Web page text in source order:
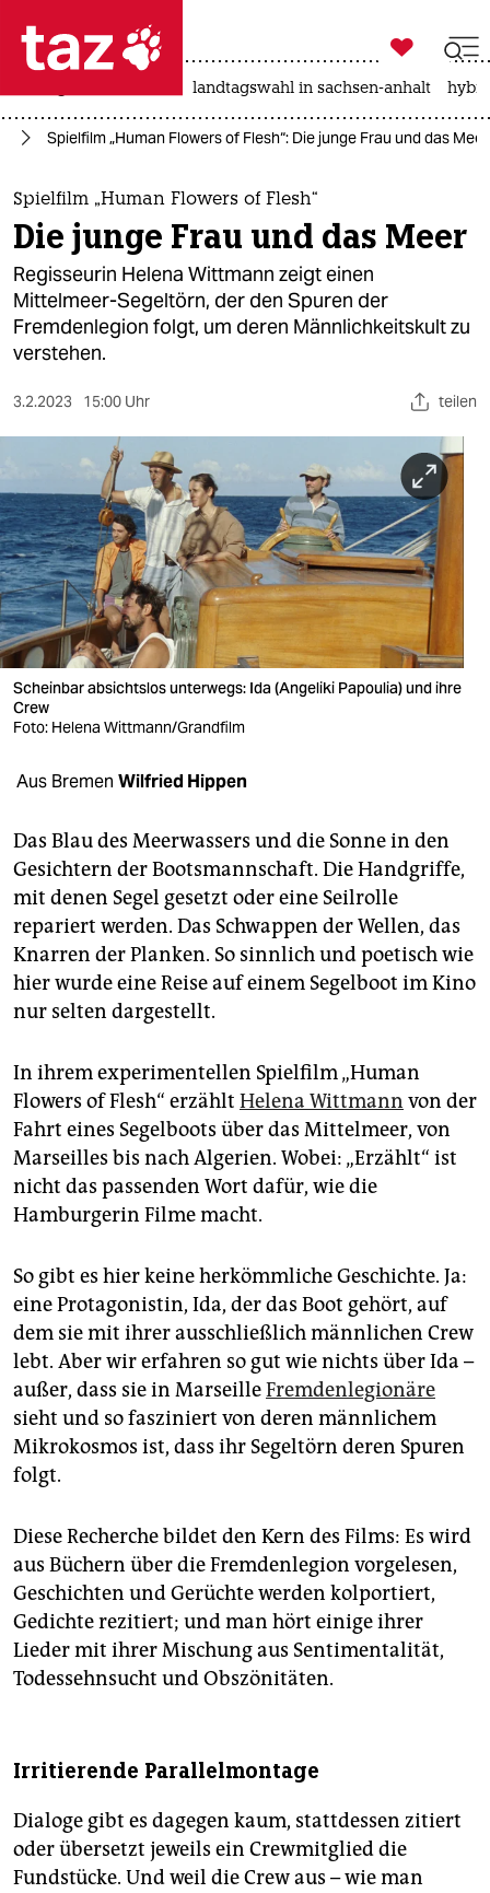
 taz zahl ich
taz zahl ich
themen
politik
öko
gesellschaft
kultur
sport
berlin
nord
wahrheit
verlag
verlag
veranstaltungen
unterstützen
abo
genossenschaft
epaper login

taz zahl ich
landtagswahl in sachsen-anhalt
Spielfilm „Human Flowers of Flesh“: Die junge Frau und das Meer
Spielfilm „Human Flowers of Flesh“
Die junge Frau und das Meer
Regisseurin Helena Wittmann zeigt einen
Mittelmeer-Segeltörn, der den Spuren der
Fremdenlegion folgt, um deren Männlichkeitskult zu
verstehen.
3.2.2023 15:00 Uhr teilen
Scheinbar absichtslos unterwegs: Ida (Angeliki Papoulia) und ihre
Crew
Foto: Helena Wittmann/Grandfilm
Aus Bremen Wilfried Hippen
Das Blau des Meerwassers und die Sonne in den
Gesichtern der Bootsmannschaft. Die Handgriffe,
mit denen Segel gesetzt oder eine Seilrolle
repariert werden. Das Schwappen der Wellen, das
Knarren der Planken. So sinnlich und poetisch wie
hier wurde eine Reise auf einem Segelboot im Kino
nur selten dargestellt.
In ihrem experimentellen Spielfilm „Human
Flowers of Flesh“ erzählt Helena Wittmann von der
Fahrt eines Segelboots über das Mittelmeer, von
Marseilles bis nach Algerien. Wobei: „Erzählt“ ist
nicht das passenden Wort dafür, wie die
Hamburgerin Filme macht.
So gibt es hier keine herkömmliche Geschichte. Ja:
eine Protagonistin, Ida, der das Boot gehört, auf
dem sie mit ihrer ausschließlich männlichen Crew
lebt. Aber wir erfahren so gut wie nichts über Ida –
außer, dass sie in MarseilleFremdenlegionäre
sieht und so fasziniert von deren männlichem
Mikrokosmos ist, dass ihr Segeltörn deren Spuren
folgt.
Diese Recherche bildet den Kern des Films: Es wird
aus Büchern über die Fremdenlegion vorgelesen,
Geschichten und Gerüchte werden kolportiert,
Gedichte rezitiert; und man hört einige ihrer
Lieder mit ihrer Mischung aus Sentimentalität,
Todessehnsucht und Obszönitäten.
Irritierende Parallelmontage
Dialoge gibt es dagegen kaum, stattdessen zitiert
oder übersetzt jeweils ein Crewmitglied die
Fundstücke. Und weil die Crew aus – wie man